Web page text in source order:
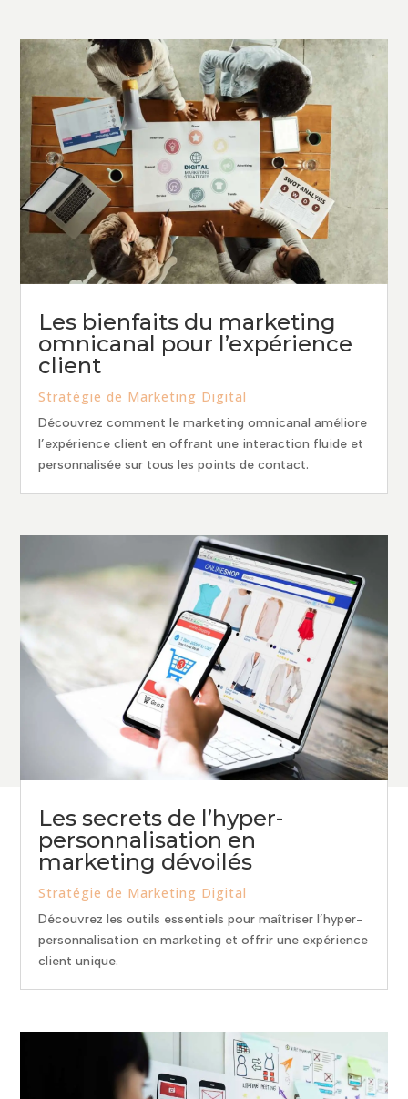
Les bienfaits du marketing
omnicanal pour l’expérience
client
Stratégie de Marketing Digital
Découvrez comment le marketing omnicanal améliore
l’expérience client en offrant une interaction fluide et
personnalisée sur tous les points de contact.
Les secrets de l’hyper-
personnalisation en
marketing dévoilés
Stratégie de Marketing Digital
Découvrez les outils essentiels pour maîtriser l’hyper-
personnalisation en marketing et offrir une expérience
client unique.